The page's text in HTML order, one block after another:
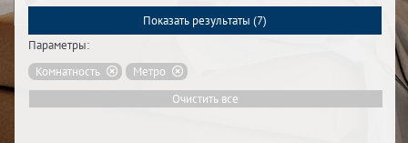
Показать результаты (7)
Параметры:
Комнатность
Метро
Очистить все